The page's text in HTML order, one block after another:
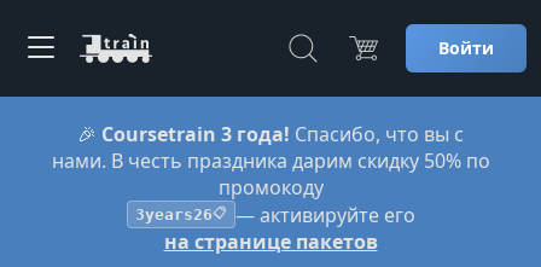
Войти
🎉 Coursetrain 3 года! Спасибо, что вы с
нами. В честь праздника дарим скидку 50% по
промокоду
3years26📋 — активируйте его
на странице пакетов